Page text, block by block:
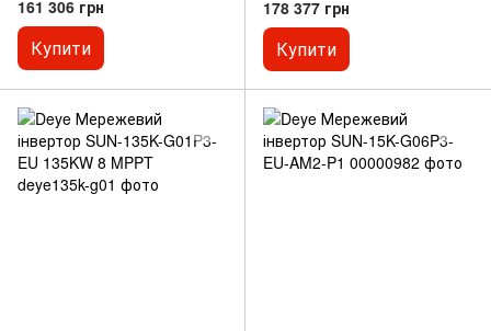
161 306 грн
Купити
178 377 грн
Купити